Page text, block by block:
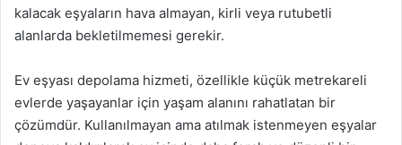
kalacak eşyaların hava almayan, kirli veya rutubetli
alanlarda bekletilmemesi gerekir.
Ev eşyası depolama hizmeti, özellikle küçük metrekareli
evlerde yaşayanlar için yaşam alanını rahatlatan bir
çözümdür. Kullanılmayan ama atılmak istenmeyen eşyalar